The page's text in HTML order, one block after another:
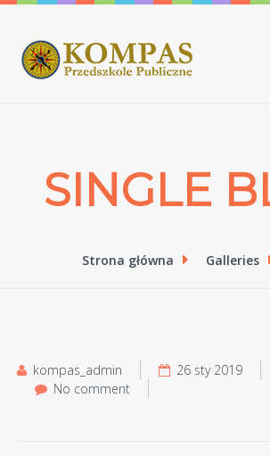
SINGLE
Strona główna Galleries
kompas_admin
26 sty 2019
No comment